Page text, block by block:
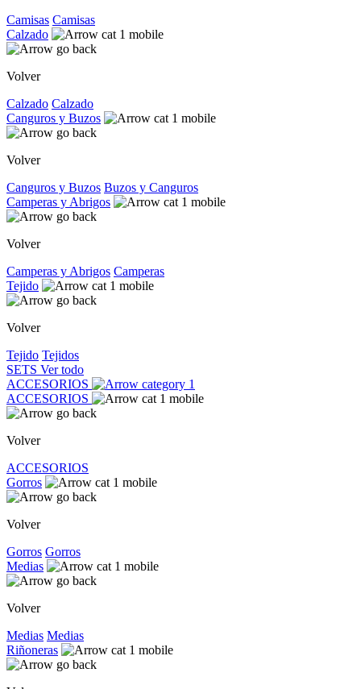
Camisas Camisas
Calzado
Volver
Calzado Calzado
Canguros y Buzos
Volver
Canguros y Buzos Buzos y Canguros
Camperas y Abrigos
Volver
Camperas y Abrigos Camperas
Tejido
Volver
Tejido Tejidos
SETS Ver todo
ACCESORIOS
ACCESORIOS
Volver
ACCESORIOS
Gorros
Volver
Gorros Gorros
Medias
Volver
Medias Medias
Riñoneras